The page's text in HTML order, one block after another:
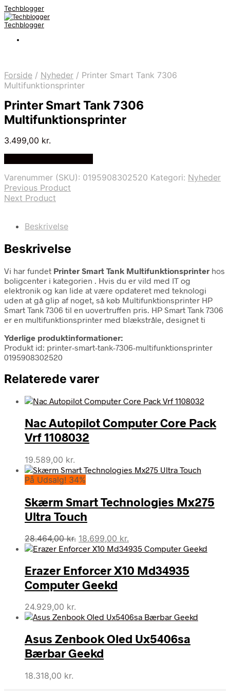
Techblogger
Techblogger
Forside / Nyheder / Printer Smart Tank 7306
Multifunktionsprinter
Printer Smart Tank 7306
Multifunktionsprinter
3.499,00 kr.
Varenummer (SKU): 0195908302520 Kategori: Nyheder
Previous Product
Next Product
Beskrivelse
Beskrivelse
Vi har fundet Printer Smart Tank Multifunktionsprinter hos
boligcenter i kategorien . Hvis du er vild med IT og
elektronik og kan lide at være opdateret med teknologi
uden at gå glip af noget, så køb Multifunktionsprinter HP
Smart Tank 7306 til en uovertruffen pris. HP Smart Tank 7306
er en multifunktionsprinter med blækstråle, designet ti
Yderlige produktinformationer:
Produkt id: printer-smart-tank-7306-multifunktionsprinter
0195908302520
Relaterede varer
Nac Autopilot Computer Core Pack
Vrf 1108032
19.589,00 kr.
På Udsalg! 34%
Skærm Smart Technologies Mx275
Ultra Touch
28.464,00kr. Den
oprindelige
var:
28.464,00 kr..
18.699,00 kr.
aktuelle
er:
18.699,00 kr..
Erazer Enforcer X10 Md34935
Computer Geekd
24.929,00 kr.
Asus Zenbook Oled Ux5406sa
Bærbar Geekd
18.318,00 kr.